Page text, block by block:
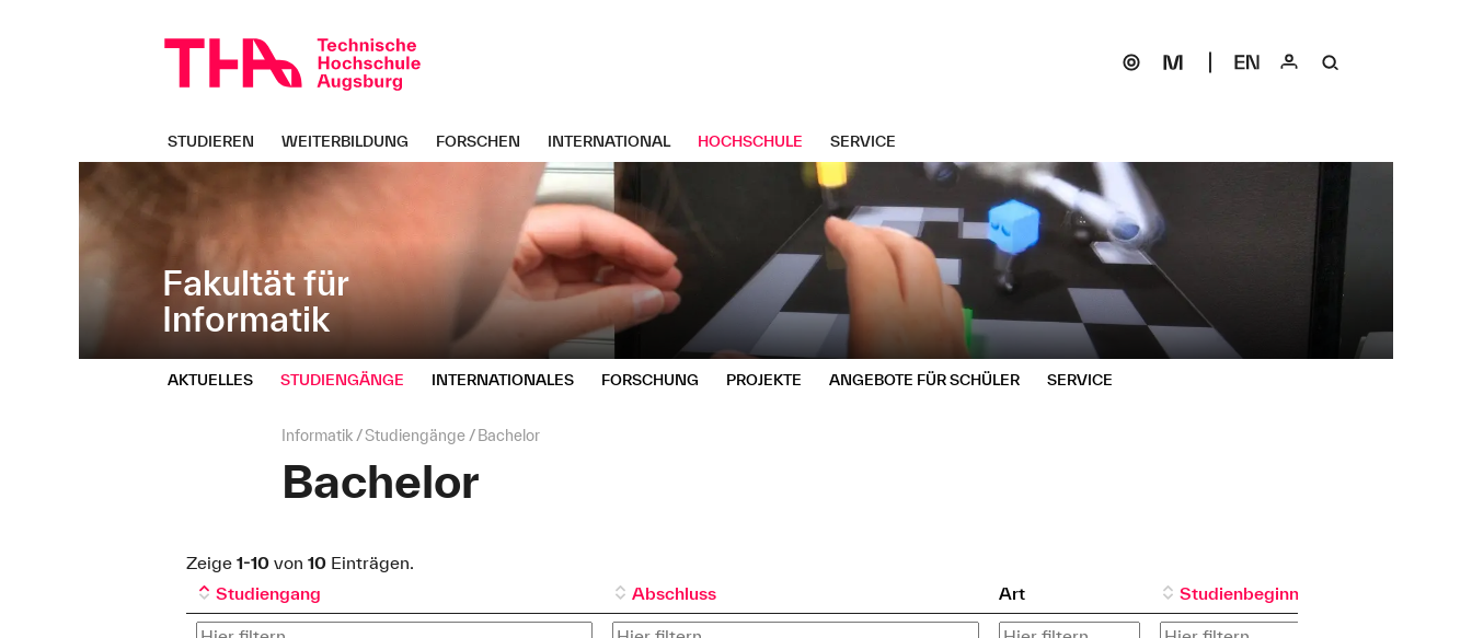
überspringen
Fakultät für
Informatik
STUDIEREN WEITERBILDUNG FORSCHEN INTERNATIONAL HOCHSCHULE SERVICE
AKTUELLES STUDIENGÄNGE INTERNATIONALES FORSCHUNG PROJEKTE ANGEBOTE FÜR SCHÜLER SERVICE
Seitenpfad:
Informatik Studiengänge Bachelor
Bachelor
Zeige1-10 von10 Einträgen.
Studiengang
Abschluss Art Studienbeginn